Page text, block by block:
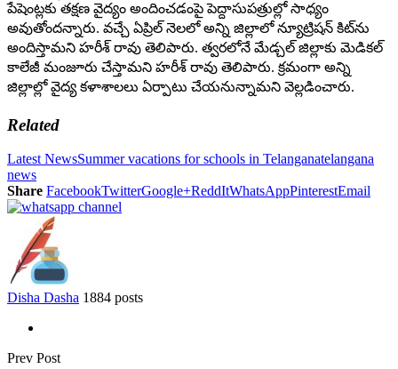
పేషెంట్లకు తక్షణ వైద్యం అందించ‌డంపై పెద్దాసుప‌త్రుల్లో సాధ్యం
అవుతోందన్నారు. వచ్చే ఏప్రిల్‌ నెలలో అన్ని జిల్లాలో న్యూట్రిషన్ కిట్‌ను
అందిస్తామని హరీశ్ రావు తెలిపారు. త్వరలోనే మేడ్చల్‌ జిల్లాకు మెడికల్‌
కాలేజీ మంజూరు చేస్తామని హరీశ్ రావు తెలిపారు. క్రమంగా అన్ని
జిల్లాల్లో వైద్య కళాశాలలు ఏర్పాటు చేయనున్నామని వెల్లడించారు.
Related
Latest NewsSummer vacations for schools in Telanganatelangana
news
Share FacebookTwitterGoogle+ReddItWhatsAppPinterestEmail
Disha Dasha 1884 posts
Prev Post